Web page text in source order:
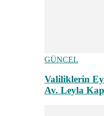
GÜNCEL
Valiliklerin
Av. Leyla